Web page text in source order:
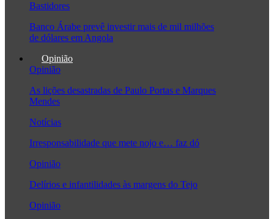
Bastidores
Banco Árabe prevê investir mais de mil milhões
de dólares em Angola
Opinião
Opinião
As lições desastradas de Paulo Portas e Marques
Mendes
Notícias
Irresponsabilidade que mete nojo e… faz dó
Opinião
Delírios e infantilidades às margens do Tejo
Opinião